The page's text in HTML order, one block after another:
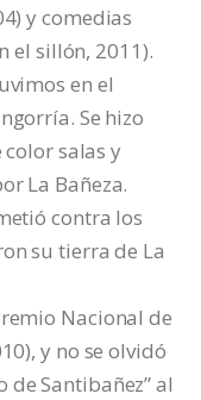
y comedias
el sillón, 2011).
en el
Se hizo
salas y
La Bañeza.
contra los
su tierra de La
Nacional de
y no se olvidó
Santibañez” al